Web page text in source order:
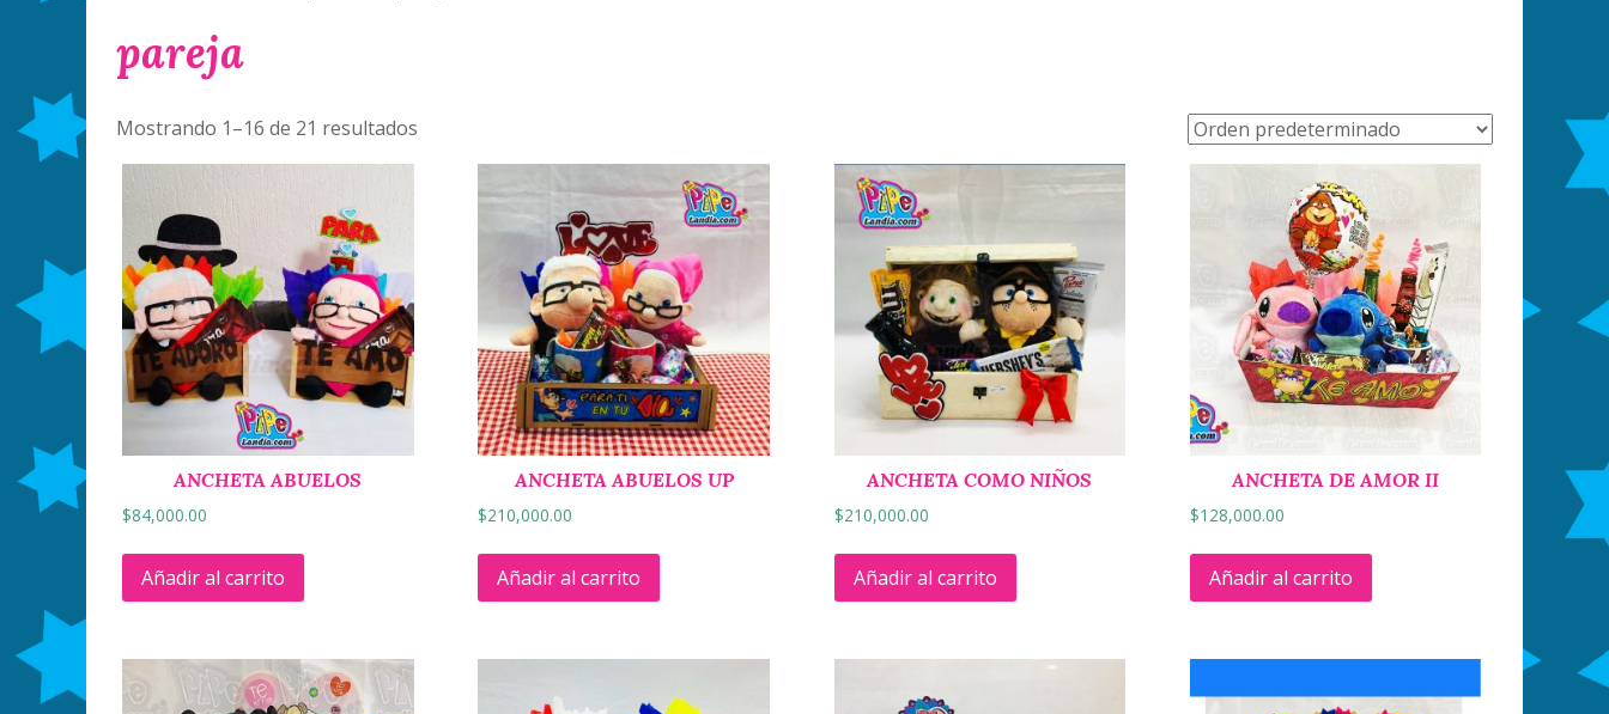
pareja
Mostrando 1–16 de 21 resultados
ANCHETA ABUELOS
$84,000.00
Añadir al carrito
ANCHETA ABUELOS UP
$210,000.00
Añadir al carrito
ANCHETA COMO NIÑOS
$210,000.00
Añadir al carrito
ANCHETA DE AMOR II
$128,000.00
Añadir al carrito